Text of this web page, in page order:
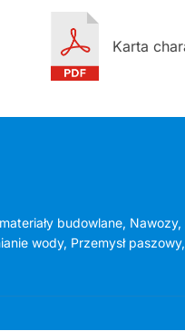
Karta
budowlane, Nawozy,
wody, Przemysł paszowy,